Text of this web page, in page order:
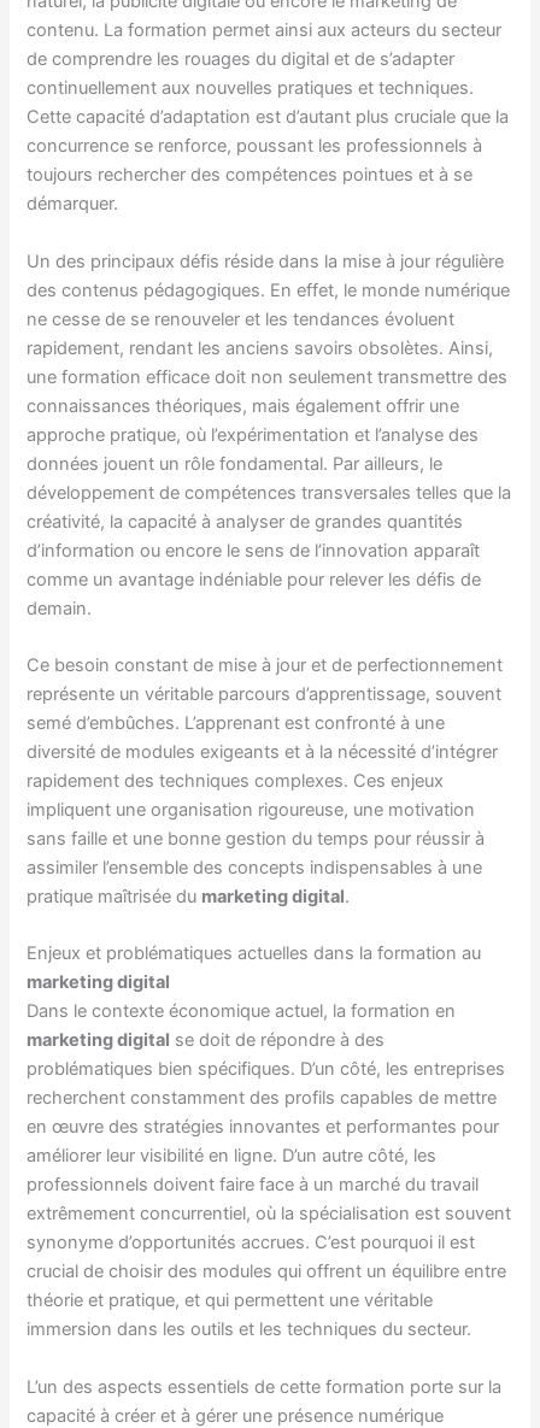
contenu. La formation permet ainsi aux acteurs du secteur
de comprendre les rouages du digital et de s’adapter
continuellement aux nouvelles pratiques et techniques.
Cette capacité d’adaptation est d’autant plus cruciale que la
concurrence se renforce, poussant les professionnels à
toujours rechercher des compétences pointues et à se
démarquer.
Un des principaux défis réside dans la mise à jour régulière
des contenus pédagogiques. En effet, le monde numérique
ne cesse de se renouveler et les tendances évoluent
rapidement, rendant les anciens savoirs obsolètes. Ainsi,
une formation efficace doit non seulement transmettre des
connaissances théoriques, mais également offrir une
approche pratique, où l’expérimentation et l’analyse des
données jouent un rôle fondamental. Par ailleurs, le
développement de compétences transversales telles que la
créativité, la capacité à analyser de grandes quantités
d’information ou encore le sens de l’innovation apparaît
comme un avantage indéniable pour relever les défis de
demain.
Ce besoin constant de mise à jour et de perfectionnement
représente un véritable parcours d’apprentissage, souvent
semé d’embûches. L’apprenant est confronté à une
diversité de modules exigeants et à la nécessité d’intégrer
rapidement des techniques complexes. Ces enjeux
impliquent une organisation rigoureuse, une motivation
sans faille et une bonne gestion du temps pour réussir à
assimiler l’ensemble des concepts indispensables à une
pratique maîtrisée du marketing digital.
Enjeux et problématiques actuelles dans la formation au
marketing digital
Dans le contexte économique actuel, la formation en
marketing digital se doit de répondre à des
problématiques bien spécifiques. D’un côté, les entreprises
recherchent constamment des profils capables de mettre
en œuvre des stratégies innovantes et performantes pour
améliorer leur visibilité en ligne. D’un autre côté, les
professionnels doivent faire face à un marché du travail
extrêmement concurrentiel, où la spécialisation est souvent
synonyme d’opportunités accrues. C’est pourquoi il est
crucial de choisir des modules qui offrent un équilibre entre
théorie et pratique, et qui permettent une véritable
immersion dans les outils et les techniques du secteur.
L’un des aspects essentiels de cette formation porte sur la
capacité à créer et à gérer une présence numérique